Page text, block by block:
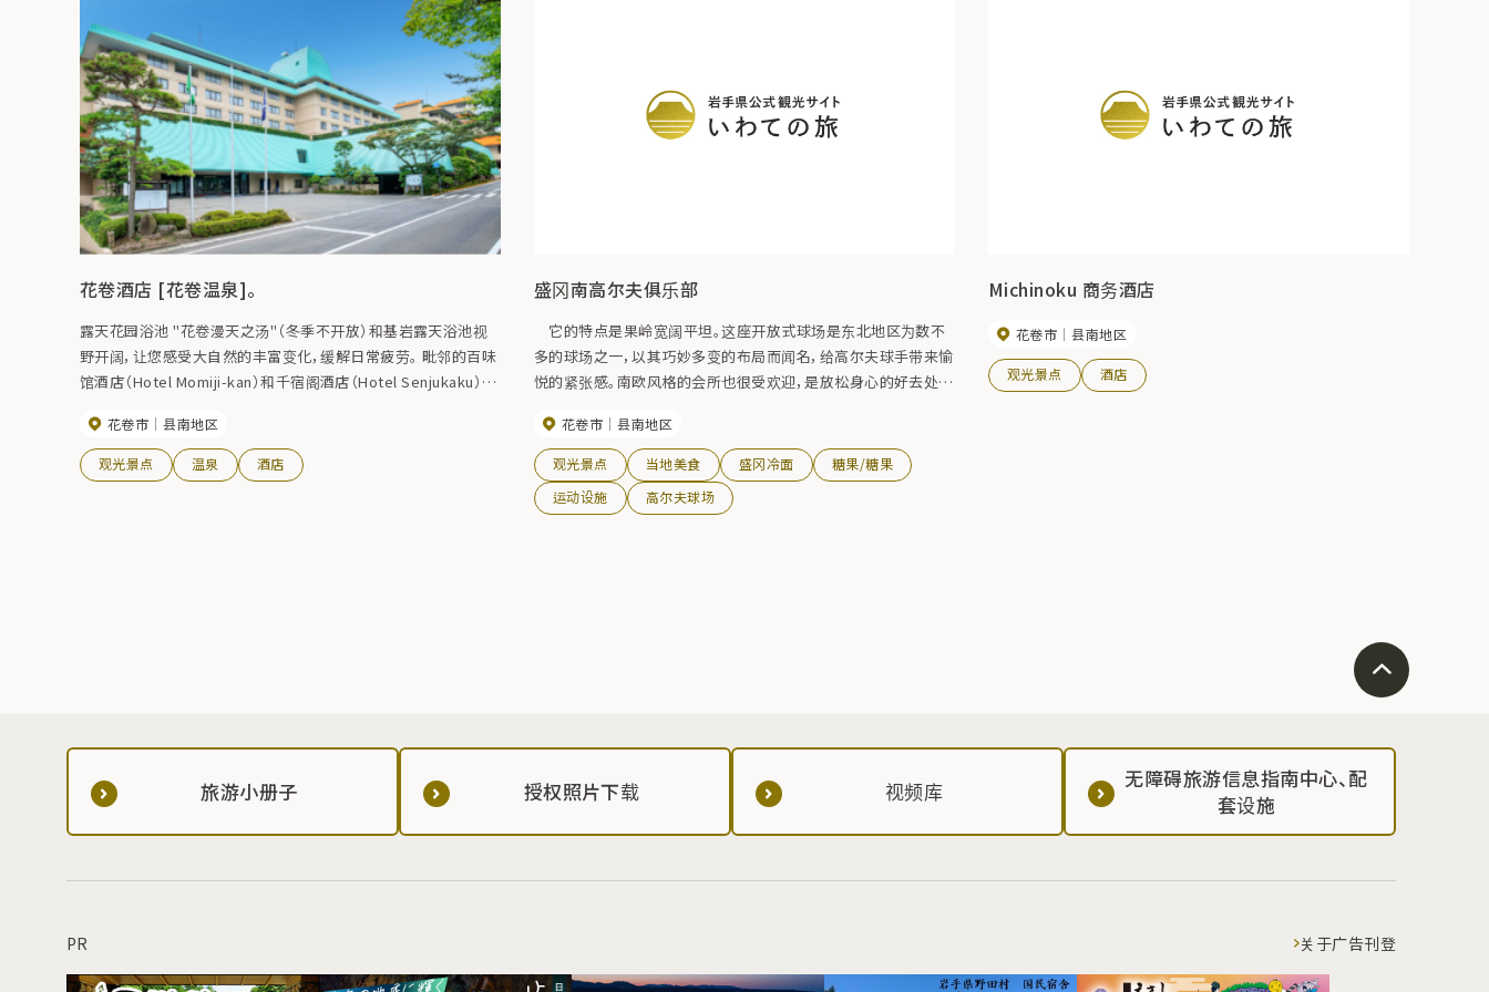
花卷酒店 [花卷温泉]。
露天花园浴池 "花卷漫天之汤"（冬季不开放）和基岩露天浴池视
野开阔，让您感受大自然的丰富变化，缓解日常疲劳。 毗邻的百味
馆酒店（Hotel Momiji-kan）和千宿阁酒店（Hotel Senjukaku）拥
设施，让您尽情享受花卷温泉。
花卷市 县南地区
观光景点 温泉 酒店
盛冈南高尔夫俱乐部
它的特点是果岭宽阔平坦。这座开放式球场是东北地区为数不
多的球场之一，以其巧妙多变的布局而闻名，给高尔夫球手带来愉
悦的紧张感。南欧风格的会所也很受欢迎，是放松身心的好去处。
花卷市 县南地区
观光景点 当地美食 盛冈冷面
糖果/糖果
运动设施
高尔夫球场
Michinoku 商务酒店
花卷市 县南地区
观光景点 酒店
旅游小册子 授权照片下载 视频库
无障碍旅游信息指南中心、配
套设施
PR 关于广告刊登